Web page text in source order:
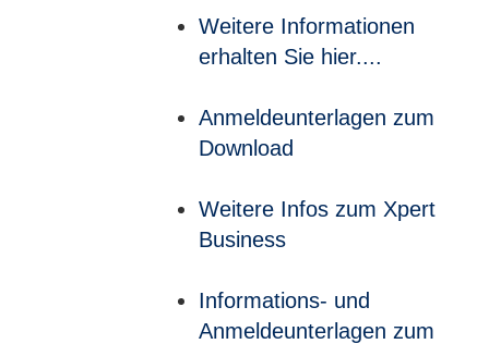
Weitere Informationen
erhalten Sie hier....
Anmeldeunterlagen zum
Download
Weitere Infos zum Xpert
Business
Informations- und
Anmeldeunterlagen zum